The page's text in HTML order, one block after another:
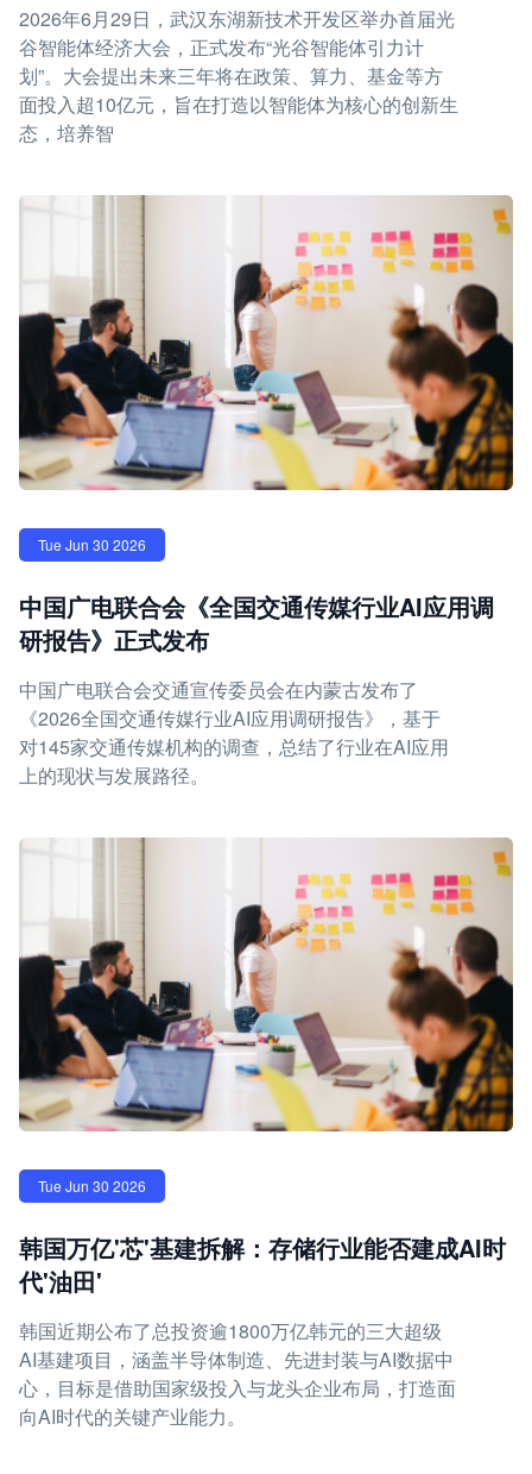
2026年6月29日，武汉东湖新技术开发区举办首届光
谷智能体经济大会，正式发布“光谷智能体引力计
划”。大会提出未来三年将在政策、算力、基金等方
面投入超10亿元，旨在打造以智能体为核心的创新生
态，培养智
Tue Jun 30 2026
中国广电联合会《全国交通传媒行业AI应用调
研报告》正式发布
中国广电联合会交通宣传委员会在内蒙古发布了
《2026全国交通传媒行业AI应用调研报告》，基于
对145家交通传媒机构的调查，总结了行业在AI应用
上的现状与发展路径。
Tue Jun 30 2026
韩国万亿'芯'基建拆解：存储行业能否建成AI时
代'油田'
韩国近期公布了总投资逾1800万亿韩元的三大超级
AI基建项目，涵盖半导体制造、先进封装与AI数据中
心，目标是借助国家级投入与龙头企业布局，打造面
向AI时代的关键产业能力。